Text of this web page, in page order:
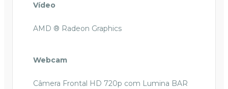
Vídeo
AMD ® Radeon Graphics
Webcam
Câmera Frontal HD 720p com Lumina BAR